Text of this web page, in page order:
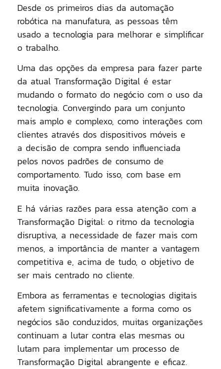
Desde os primeiros dias da automação
robótica na manufatura, as pessoas têm
usado a tecnologia para melhorar e simplificar
o trabalho.
Uma das opções da empresa para fazer parte
da atual Transformação Digital é estar
mudando o formato do negócio com o uso da
tecnologia. Convergindo para um conjunto
mais amplo e complexo, como interações com
clientes através dos dispositivos móveis e
a decisão de compra sendo influenciada
pelos novos padrões de consumo de
comportamento. Tudo isso, com base em
muita inovação.
E há várias razões para essa atenção com a
Transformação Digital: o ritmo da tecnologia
disruptiva, a necessidade de fazer mais com
menos, a importância de manter a vantagem
competitiva e, acima de tudo, o objetivo de
ser mais centrado no cliente.
Embora as ferramentas e tecnologias digitais
afetem significativamente a forma como os
negócios são conduzidos, muitas organizações
continuam a lutar contra elas mesmas ou
lutam para implementar um processo de
Transformação Digital abrangente e eficaz.